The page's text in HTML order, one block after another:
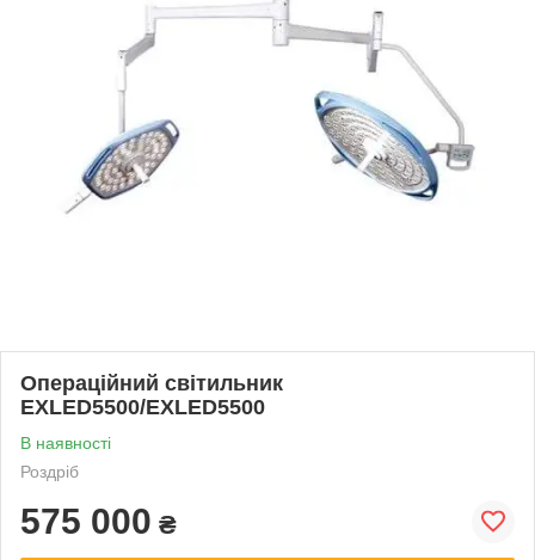
Операційний світильник
EXLED5500/EXLED5500
В наявності
Роздріб
575 000 ₴